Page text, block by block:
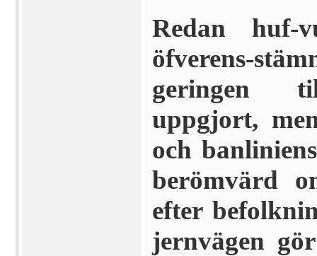
Redan huf-
öfverens-
geringen
uppgjort,
och
berömvärd
efter
jernvägen